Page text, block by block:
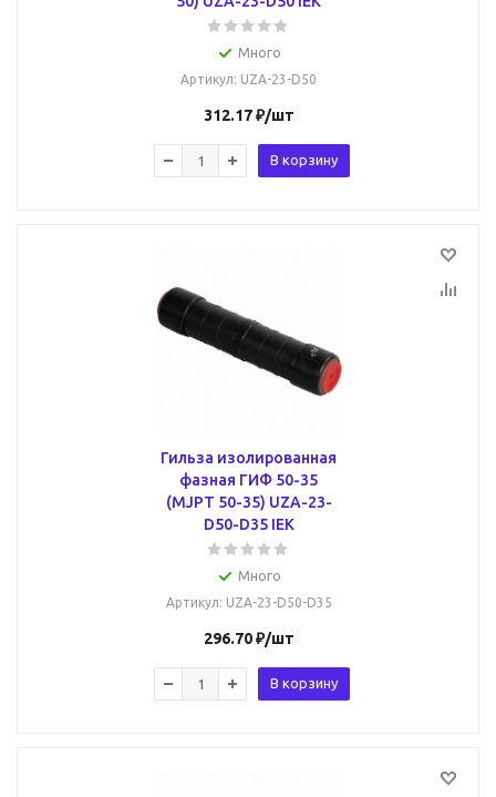
Много
Артикул: UZA-23-D50
312.17₽/шт
В корзину
Гильза изолированная
фазная ГИФ 50-35
(MJPT 50-35) UZA-23-
D50-D35 IEK
Много
Артикул: UZA-23-D50-D35
296.70₽/шт
В корзину